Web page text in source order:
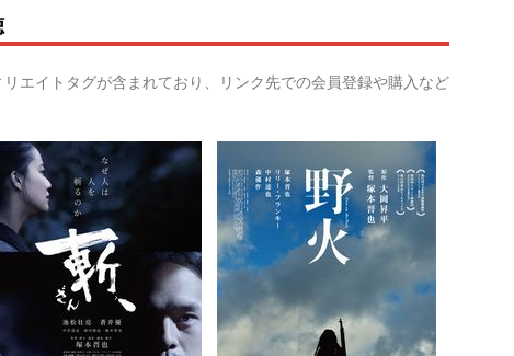
エイトタグが含まれており、リンク先での会員登録や購入など